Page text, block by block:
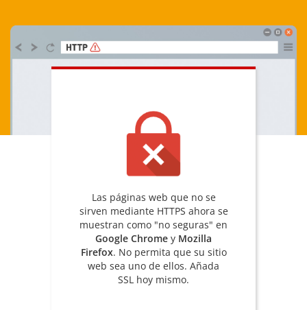
Las páginas web que no se
sirven mediante HTTPS ahora se
muestran como "no seguras" en
Google Chrome y Mozilla
Firefox. No permita que su sitio
web sea uno de ellos. Añada
SSL hoy mismo.